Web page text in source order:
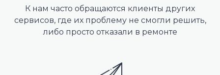
К нам часто обращаются клиенты других
сервисов, где их проблему не смогли решить,
либо просто отказали в ремонте